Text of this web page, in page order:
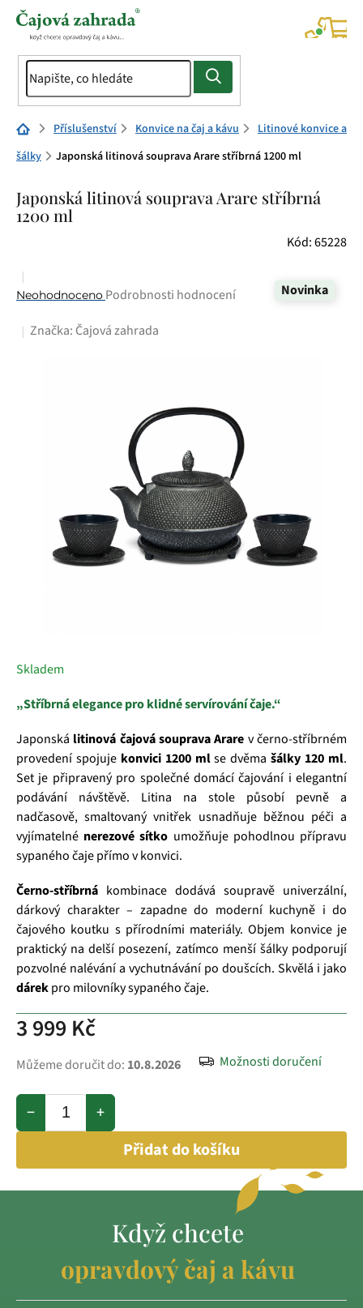
Přejít
Domů Příslušenství Konvice na čaj a kávu
Litinové konvice a
šálky
Japonská litinová souprava Arare stříbrná 1200 ml
Japonská litinová souprava Arare stříbrná
1200 ml
Kód:65228
Novinka
Průměrné
produktu
Neohodnoceno Podrobnosti hodnocení
Značka: Čajová zahrada
3 999 Kč
Skladem
Můžeme doručit do: 10.8.2026 Možnosti doručení
+
−
Přidat do košíku
„Stříbrná elegance pro klidné servírování čaje.“
Japonská litinová čajová souprava Arare v černo‑stříbrném
provedení spojuje konvici 1200 mlse dvěmašálky 120 ml.
Set je připravený pro společné domácí čajování i elegantní
podávání návštěvě. Litina na stole působí pevně a
nadčasově, smaltovaný vnitřek usnadňuje běžnou péči a
vyjímatelné nerezové sítko umožňuje pohodlnou přípravu
sypaného čaje přímo v konvici.
Černo‑stříbrná kombinace dodává soupravě univerzální,
dárkový charakter – zapadne do moderní kuchyně i do
čajového koutku s přírodními materiály. Objem konvice je
praktický na delší posezení, zatímco menší šálky podporují
pozvolné nalévání a vychutnávání po doušcích. Skvělá i jako
dárekpro milovníky sypaného čaje.
Když chcete
opravdový čaj a kávu